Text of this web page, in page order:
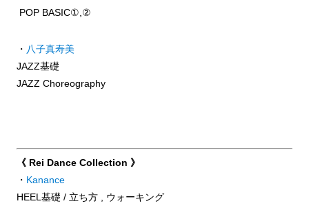
POP BASIC①,②
・ 八子真寿美
JAZZ基礎
JAZZ Choreography
《 Rei Dance Collection 》
・ Kanance
HEEL基礎 / 立ち方 , ウォーキング